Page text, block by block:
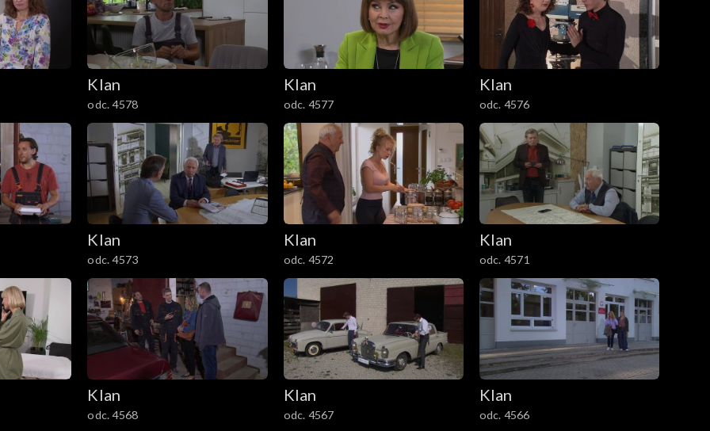
Klan
odc. 4578
Klan
odc. 4577
Klan
odc. 4576
Klan
odc. 4573
Klan
odc. 4572
Klan
odc. 4571
Klan
odc. 4568
Klan
odc. 4567
Klan
odc. 4566